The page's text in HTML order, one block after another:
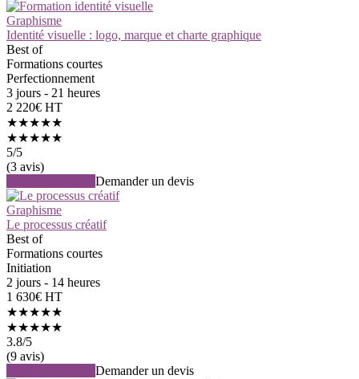
Graphisme
Identité visuelle : logo, marque et charte graphique
Best of
Formations courtes
Perfectionnement
3 jours - 21 heures
2 220€ HT
★★★★★
★★★★★
5/5
(3 avis)
Demander un devis
Graphisme
Le processus créatif
Best of
Formations courtes
Initiation
2 jours - 14 heures
1 630€ HT
★★★★★
★★★★★
3.8/5
(9 avis)
Demander un devis